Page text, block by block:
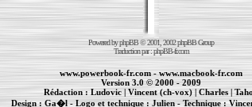
Powered byphpBB© 2001, 2002 phpBB Group
Traduction par :phpBB-fr.com
www.powerbook-fr.com-www.macbook-fr.com
Version 3.0 © 2000 - 2009
Rédaction :Ludovic| Vincent (ch-vox)|Charles|
Design : Ga�l - Logo et technique : Julien - Technique :